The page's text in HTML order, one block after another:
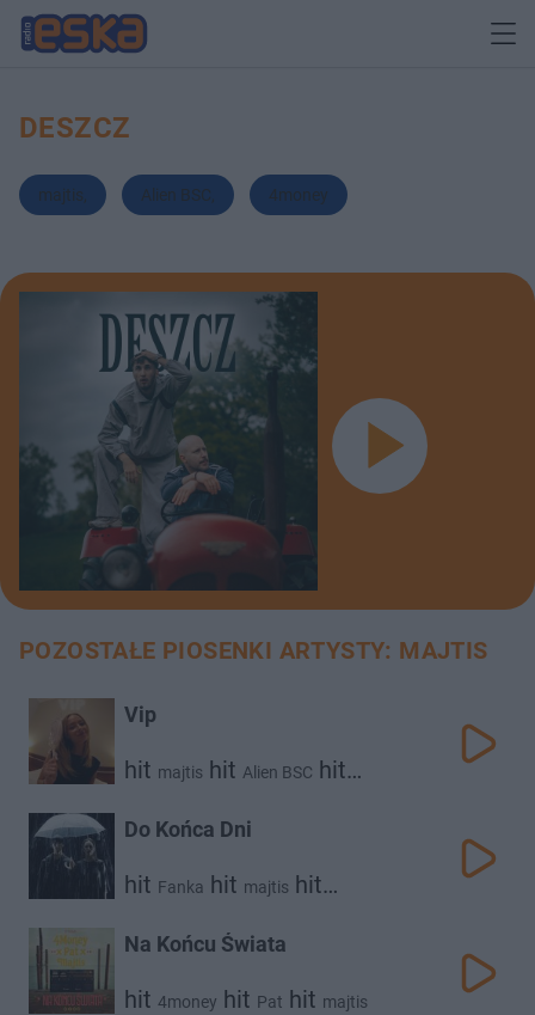
DESZCZ
majtis Alien BSC 4money
POZOSTAŁE PIOSENKI ARTYSTY: MAJTIS
Vip
hit majtis hit Alien BSC hit
Do Końca Dni
hit Fanka hit majtis hit
Na Końcu Świata
hit 4money hit Pat hit majtis